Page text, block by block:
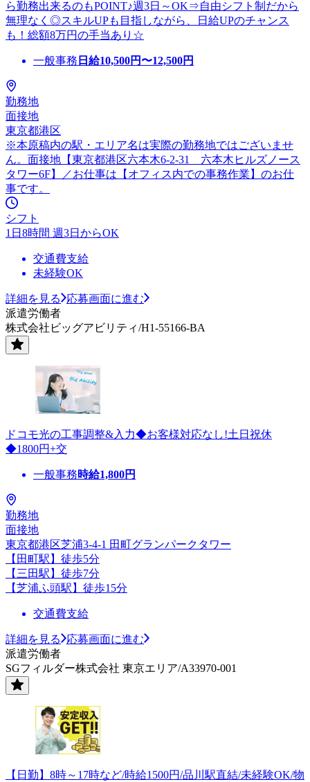
ら勤務出来るのもPOINT♪週3日～OK⇒自由シフト制だから
無理なく◎スキルUPも目指しながら、日給UPのチャンス
も！総額8万円の手当あり☆
一般事務 日給10,500円〜12,500円
勤務地
面接地
東京都港区
※本原稿内の駅・エリア名は実際の勤務地ではございませ
ん。面接地【東京都港区六本木6-2-31 六本木ヒルズノース
タワー6F】／お仕事は【オフィス内での事務作業】のお仕
事です。
シフト
1日8時間 週3日からOK
交通費支給
未経験OK
詳細を見る
応募画面に進む
派遣労働者
株式会社ビッグアビリティ/H1-55166-BA
ドコモ光の工事調整&入力◆お客様対応なし!土日祝休
◆1800円+交
一般事務時給1,800円
勤務地
面接地
東京都港区芝浦3-4-1 田町グランパークタワー
【田町駅】徒歩5分
【三田駅】徒歩7分
【芝浦ふ頭駅】徒歩15分
交通費支給
詳細を見る
応募画面に進む
派遣労働者
SGフィルダー株式会社 東京エリア/A33970-001
【日勤】8時～17時など/時給1500円/品川駅直結/未経験OK/物